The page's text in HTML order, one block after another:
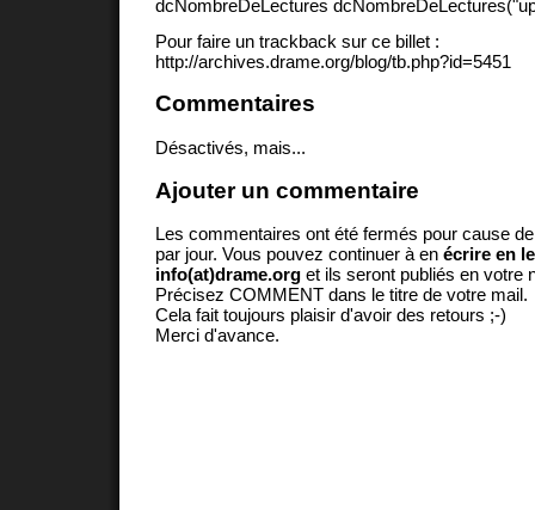
dcNombreDeLectures
Pour faire un trackback sur ce billet :
http://archives.drame.org/blog/tb.php?id=5451
Commentaires
Désactivés, mais...
Ajouter un commentaire
Les commentaires ont été fermés pour cause
par jour. Vous pouvez continuer à en écrire en
info(at)drame.org et ils seront publiés en votre
Précisez COMMENT dans le titre de votre mail.
Cela fait toujours plaisir d'avoir des retours ;-)
Merci d'avance.